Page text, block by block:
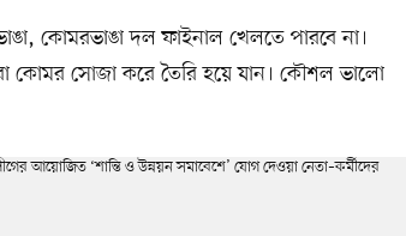
কোমরভাঙা দল ফাইনাল খেলতে পারবে না।
কোমর সোজা করে তৈরি হয়ে যান। কৌশল ভালো